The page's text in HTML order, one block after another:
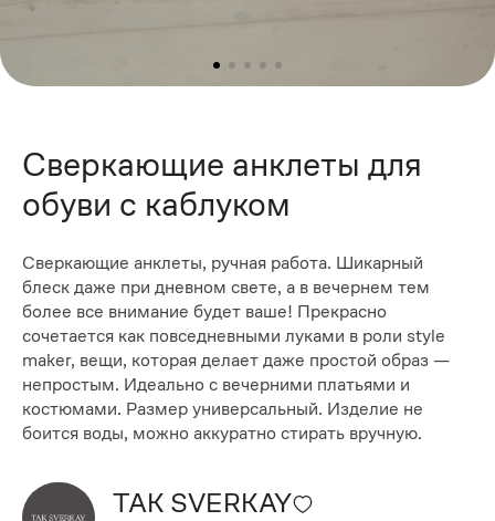
Сверкающие анклеты для
обуви с каблуком
Сверкающие анклеты, ручная работа. Шикарный
блеск даже при дневном свете, а в вечернем тем
более все внимание будет ваше! Прекрасно
сочетается как повседневными луками в роли style
maker, вещи, которая делает даже простой образ —
непростым. Идеально с вечерними платьями и
костюмами. Размер универсальный. Изделие не
боится воды, можно аккуратно стирать вручную.
TAK SVERKAY